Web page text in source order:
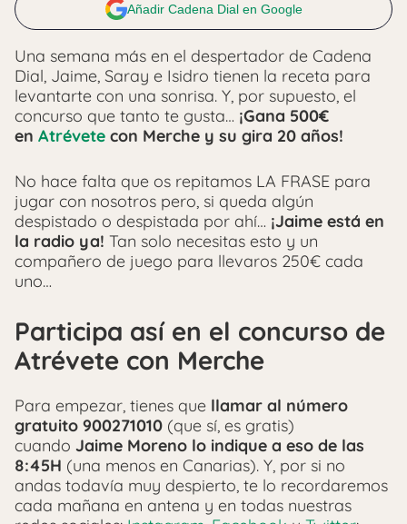
Añadir Cadena Dial en Google
Una semana más en el despertador de Cadena
Dial, Jaime, Saray e Isidro tienen la receta para
levantarte con una sonrisa. Y, por supuesto, el
concurso que tanto te gusta… ¡Gana 500€
en Atrévete con Merche y su gira 20 años!
No hace falta que os repitamos LA FRASE para
jugar con nosotros pero, si queda algún
despistado o despistada por ahí… ¡Jaime está en
la radio ya! Tan solo necesitas esto y un
compañero de juego para llevaros 250€ cada
uno…
Participa así en el concurso de
Atrévete con Merche
Para empezar, tienes que llamar al número
gratuito 900271010 (que sí, es gratis)
cuando Jaime Moreno lo indique a eso de las
8:45H (una menos en Canarias). Y, por si no
andas todavía muy despierto, te lo recordaremos
cada mañana en antena y en todas nuestras